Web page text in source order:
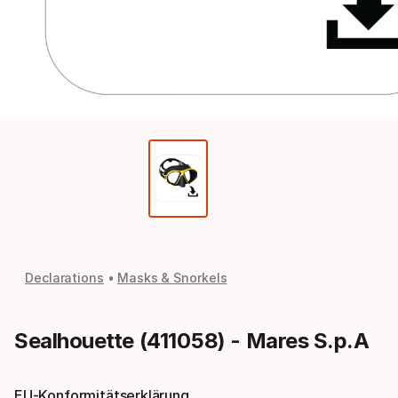
Declarations Masks & Snorkels
Sealhouette (411058) - Mares S.p.A